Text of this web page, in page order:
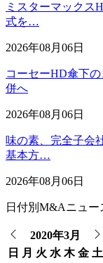
ミスターマックス
式を…
2026年08月06日
コーセーHD傘下
併へ
2026年08月06日
味の素、完全子会
基本方…
2026年08月06日
日付別M&Aニュー
2020年3月
日 月 火 水 木 金 土